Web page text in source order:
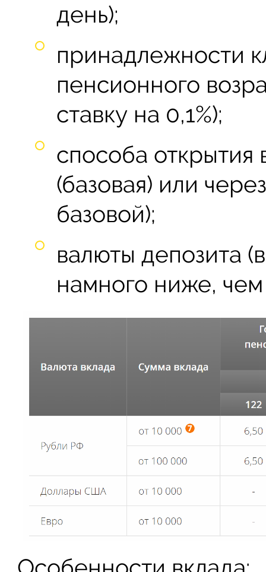
день);
принадлежности
пенсионного
ставку на 0,1%);
способа открытия
(базовая) или
базовой);
валюты депозита
намного ниже, чем